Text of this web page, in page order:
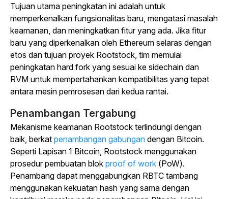
Tujuan utama peningkatan ini adalah untuk
memperkenalkan fungsionalitas baru, mengatasi masalah
keamanan, dan meningkatkan fitur yang ada. Jika fitur
baru yang diperkenalkan oleh Ethereum selaras dengan
etos dan tujuan proyek Rootstock, tim memulai
peningkatan hard fork yang sesuai ke sidechain dan
RVM untuk mempertahankan kompatibilitas yang tepat
antara mesin pemrosesan dari kedua rantai.
Penambangan Tergabung
Mekanisme keamanan Rootstock terlindungi dengan
baik, berkat penambangan gabungan dengan Bitcoin.
Seperti Lapisan 1 Bitcoin, Rootstock menggunakan
prosedur pembuatan blok proof of work (PoW).
Penambang dapat menggabungkan RBTC tambang
menggunakan kekuatan hash yang sama dengan